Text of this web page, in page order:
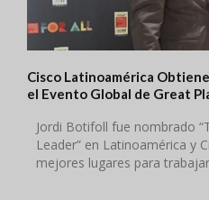
Cisco Latinoamérica
el Evento Global de Great
Jordi Botifoll fue nombrado
Leader” en Latinoamérica y
mejores lugares para